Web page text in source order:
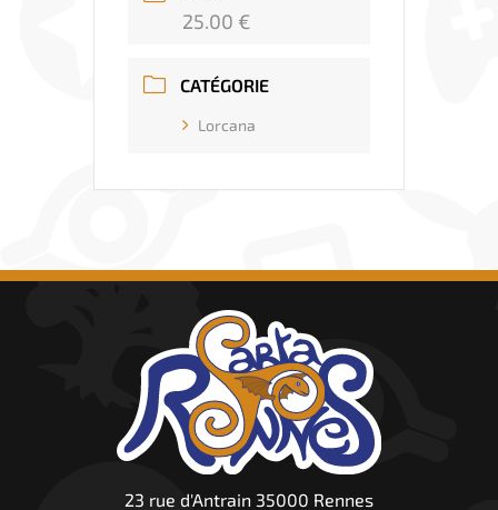
25.00 €
CATÉGORIE
Lorcana
23 rue d'Antrain 35000 Rennes